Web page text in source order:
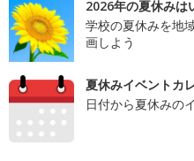
2026年の夏休みは
学校の夏休みを地
画しよう
夏休みイベントカ
日付から夏休みの